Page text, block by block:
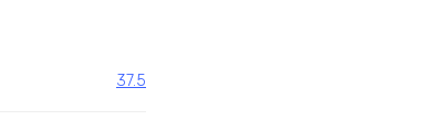
37.5